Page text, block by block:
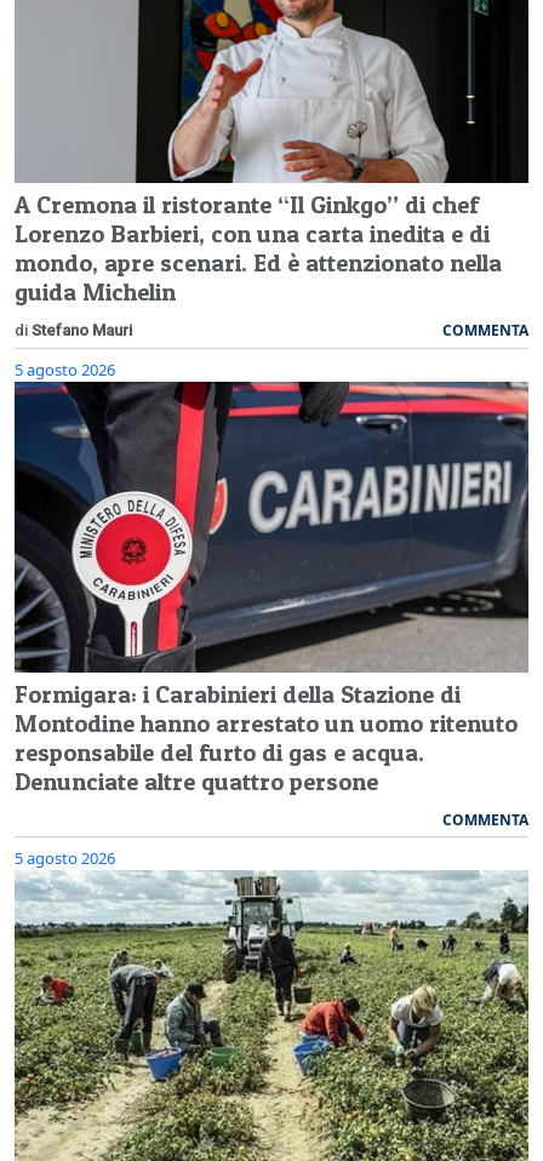
A Cremona il ristorante “Il Ginkgo” di chef
Lorenzo Barbieri, con una carta inedita e di
mondo, apre scenari. Ed è attenzionato nella
guida Michelin
di Stefano Mauri COMMENTA
5 agosto 2026
Formigara: i Carabinieri della Stazione di
Montodine hanno arrestato un uomo ritenuto
responsabile del furto di gas e acqua.
Denunciate altre quattro persone
COMMENTA
5 agosto 2026